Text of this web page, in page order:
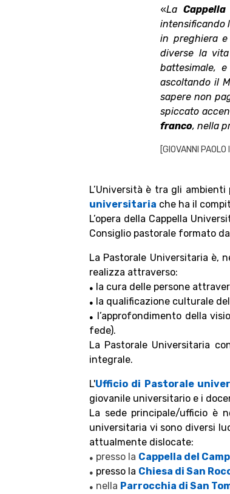
«La
intensificando
in preghiera
diverse la
battesimale,
ascoltando il
sapere non
spiccato
franco, nella
[GIOVANNI
L’Università è tra gli
universitaria che ha il
L’opera della Cappella
Consiglio pastorale formato
La Pastorale Universitaria è,
realizza attraverso:
● la cura delle persone
● la qualificazione culturale
● l’approfondimento della
fede).
La Pastorale Universitaria
integrale.
L'Ufficio di Pastorale
giovanile universitario e i
La sede principale/ufficio è
universitaria vi sono diversi
attualmente dislocate:
● presso la Cappella del
● presso la Chiesa di San
● nella Parrocchia di San